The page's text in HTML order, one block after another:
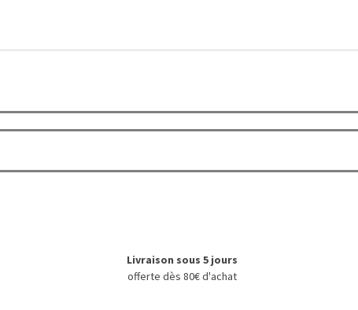
Livraison sous 5 jours
offerte dès 80€ d'achat